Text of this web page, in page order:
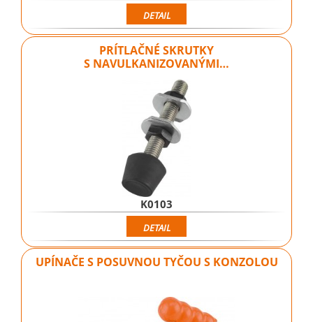
DETAIL
PRÍTLAČNÉ SKRUTKY
S NAVULKANIZOVANÝMI…
K0103
DETAIL
UPÍNAČE S POSUVNOU TYČOU S KONZOLOU